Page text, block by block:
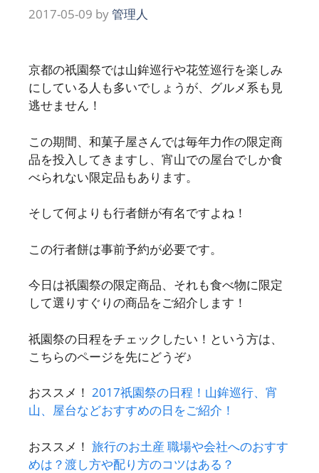
2017-05-09 by管理人
京都の祇園祭では山鉾巡行や花笠巡行を楽しみ
にしている人も多いでしょうが、グルメ系も見
逃せません！
この期間、和菓子屋さんでは毎年力作の限定商
品を投入してきますし、宵山での屋台でしか食
べられない限定品もあります。
そして何よりも行者餅が有名ですよね！
この行者餅は事前予約が必要です。
今日は祇園祭の限定商品、それも食べ物に限定
して選りすぐりの商品をご紹介します！
祇園祭の日程をチェックしたい！という方は、
こちらのページを先にどうぞ♪
おススメ！ 2017祇園祭の日程！山鉾巡行、宵
山、屋台などおすすめの日をご紹介！
おススメ！ 旅行のお土産 職場や会社へのおすす
めは？渡し方や配り方のコツはある？